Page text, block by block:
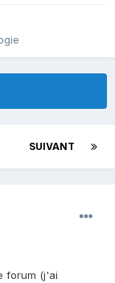
SUIVANT
forum (j'ai